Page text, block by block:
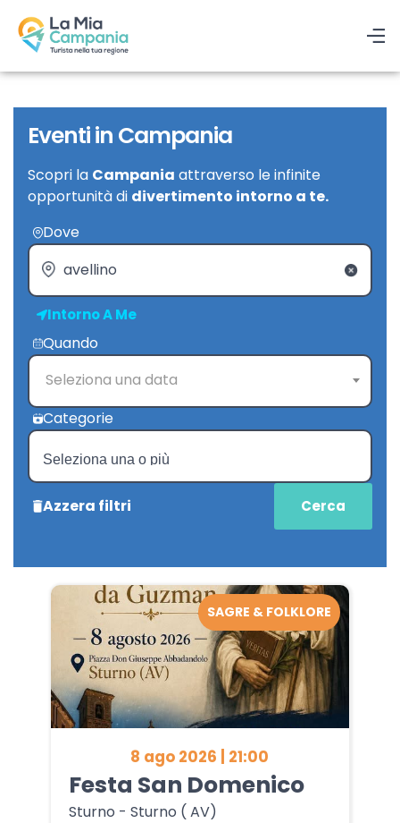
Eventi in Campania
Scopri la Campania attraverso le infinite
opportunità di divertimento intorno a te.
Dove
Intorno A Me
Quando
Seleziona una data
Categorie
Azzera filtri
8 ago 2026 | 21:00
Festa San Domenico
Sturno - Sturno ( AV)
SAGRE & FOLKLORE